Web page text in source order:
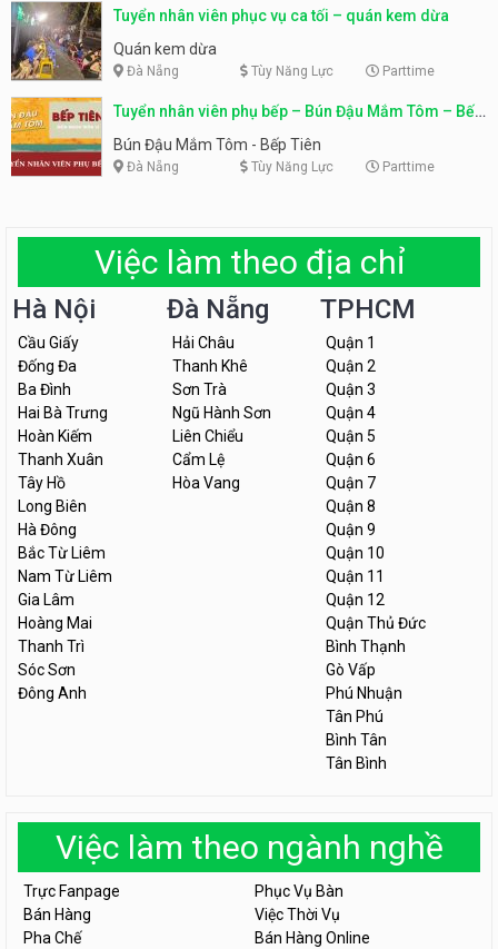
Tuyển nhân viên phục vụ ca tối – quán kem dừa
Quán kem dừa
Đà Nẵng Tùy Năng Lực Parttime
Tuyển nhân viên phụ bếp – Bún Đậu Mắm Tôm – Bếp
Tiên
Bún Đậu Mắm Tôm - Bếp Tiên
Đà Nẵng Tùy Năng Lực Parttime
Việc làm theo địa chỉ
Hà Nội
Cầu Giấy
Đống Đa
Ba Đình
Hai Bà Trưng
Hoàn Kiếm
Thanh Xuân
Tây Hồ
Long Biên
Hà Đông
Bắc Từ Liêm
Nam Từ Liêm
Gia Lâm
Hoàng Mai
Thanh Trì
Sóc Sơn
Đông Anh
Đà Nẵng
Hải Châu
Thanh Khê
Sơn Trà
Ngũ Hành Sơn
Liên Chiểu
Cẩm Lệ
Hòa Vang
TPHCM
Quận 1
Quận 2
Quận 3
Quận 4
Quận 5
Quận 6
Quận 7
Quận 8
Quận 9
Quận 10
Quận 11
Quận 12
Quận Thủ Đức
Bình Thạnh
Gò Vấp
Phú Nhuận
Tân Phú
Bình Tân
Tân Bình
Việc làm theo ngành nghề
Trực Fanpage
Phục Vụ Bàn
Bán Hàng
Việc Thời Vụ
Pha Chế
Bán Hàng Online